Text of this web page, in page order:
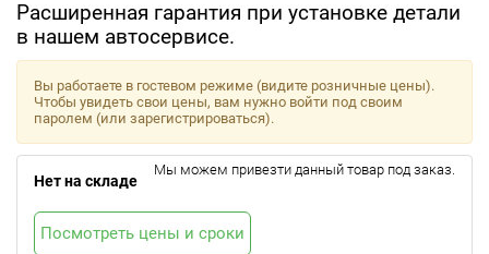
Расширенная гарантия при установке детали
в нашем автосервисе.
Вы работаете в гостевом режиме (видите розничные цены).
Чтобы увидеть свои цены, вам нужно войти под своим
паролем (или зарегистрироваться).
Нет на складе
Мы можем привезти данный товар под заказ.
Посмотреть цены и сроки